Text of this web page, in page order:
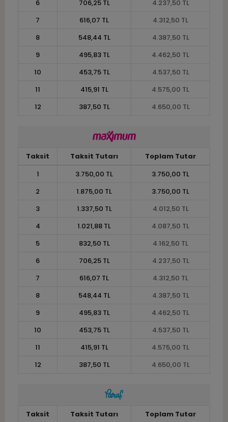
6 706,25 TL
4.237,50 TL
7
616,07 TL
4.312,50 TL
8
548,44 TL
4.387,50 TL
9
495,83 TL
4.462,50 TL
10
453,75 TL
4.537,50 TL
11
415,91 TL
4.575,00 TL
12
387,50 TL 4.650,00 TL
Taksit Taksit Tutarı
Toplam Tutar
1
3.750,00 TL
3.750,00 TL
2
1.875,00 TL
3.750,00 TL
3
1.337,50 TL
4.012,50 TL
4
1.021,88 TL
4.087,50 TL
5
832,50 TL
4.162,50 TL
6
706,25 TL
4.237,50 TL
7
616,07 TL
4.312,50 TL
8
548,44 TL
4.387,50 TL
9
495,83 TL
4.462,50 TL
10
453,75 TL
4.537,50 TL
11
415,91 TL
4.575,00 TL
12
387,50 TL 4.650,00 TL
Taksit Taksit Tutarı
Toplam Tutar